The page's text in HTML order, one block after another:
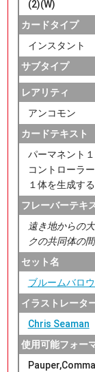
(2)(W)
カードタイプ
インスタント
サブタイプ
レアリティ
アンコモン
カードテキスト
パーマネント
コントローラ
１体を生成する
フレーバーテキ
遠き地からの
クの共同体の
セット名
ブルームバロ
イラストレータ
Chris Seaman
使用可能フォー